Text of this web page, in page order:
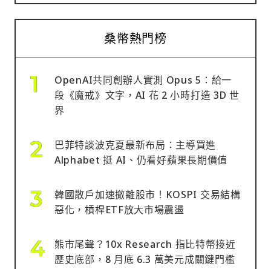
桑幣熱門榜
OpenAI共同創辦人實測 Opus 5：給一
段《魔戒》文字，AI 花 2 小時打造 3D 世
界
巴菲特談波克夏最新布局：主導買進
Alphabet 挺 AI、仍看好蘋果長期價值
韓國散戶加速撤離股市！KOSPI 交易結構
惡化，槓桿ETF放大市場震盪
熊市尾聲？10x Research 指比特幣接近
歷史底部，8 月底 6.3 萬美元成關鍵門檻